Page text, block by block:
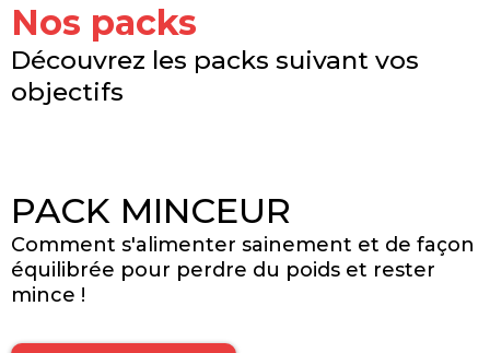
Nos packs
Découvrez les packs suivant vos
objectifs
PACK MINCEUR
Comment s'alimenter sainement et de façon
équilibrée pour perdre du poids et rester
mince !